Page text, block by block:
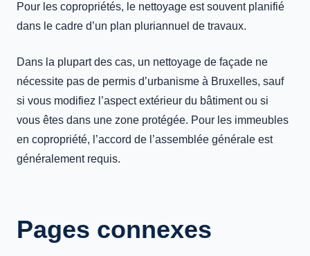
Pour les copropriétés, le nettoyage est souvent planifié
dans le cadre d’un plan pluriannuel de travaux.
Dans la plupart des cas, un nettoyage de façade ne
nécessite pas de permis d’urbanisme à Bruxelles, sauf
si vous modifiez l’aspect extérieur du bâtiment ou si
vous êtes dans une zone protégée. Pour les immeubles
en copropriété, l’accord de l’assemblée générale est
généralement requis.
Pages connexes